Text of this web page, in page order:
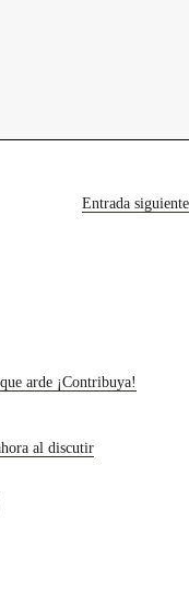
Entrada siguiente
arde ¡Contribuya!
al discutir